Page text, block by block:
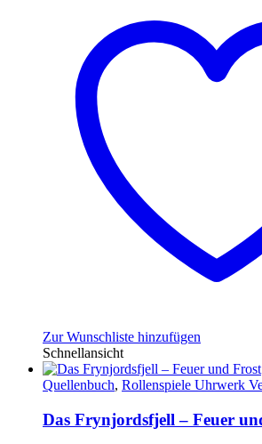
Zur Wunschliste hinzufügen
Schnellansicht
Quellenbuch, Rollenspiele Uhrwerk
Das Frynjordsfjell – Feuer